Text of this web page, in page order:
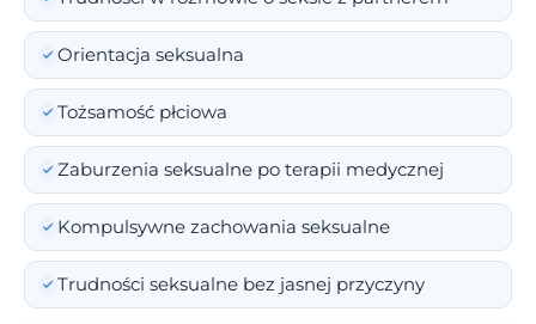
Orientacja seksualna
Tożsamość płciowa
Zaburzenia seksualne po terapii medycznej
Kompulsywne zachowania seksualne
Trudności seksualne bez jasnej przyczyny